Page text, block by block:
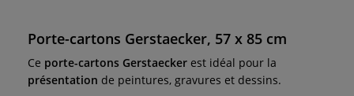
Porte-cartons Gerstaecker, 57 x 85 cm
Ce porte-cartons Gerstaecker est idéal pour la
présentation de peintures, gravures et dessins.